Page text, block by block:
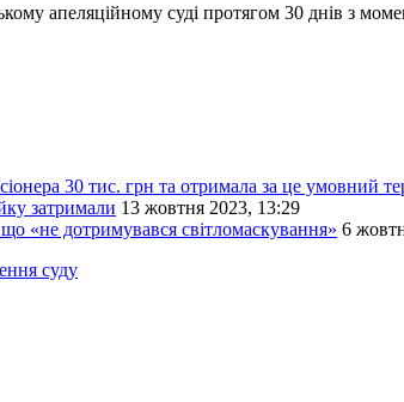
апеляційному суді протягом 30 днів з
30 тис. грн та отримала за це умовний
затримали 13 жовтня 2023, 13:29
«не дотримувався світломаскування» 6
суду